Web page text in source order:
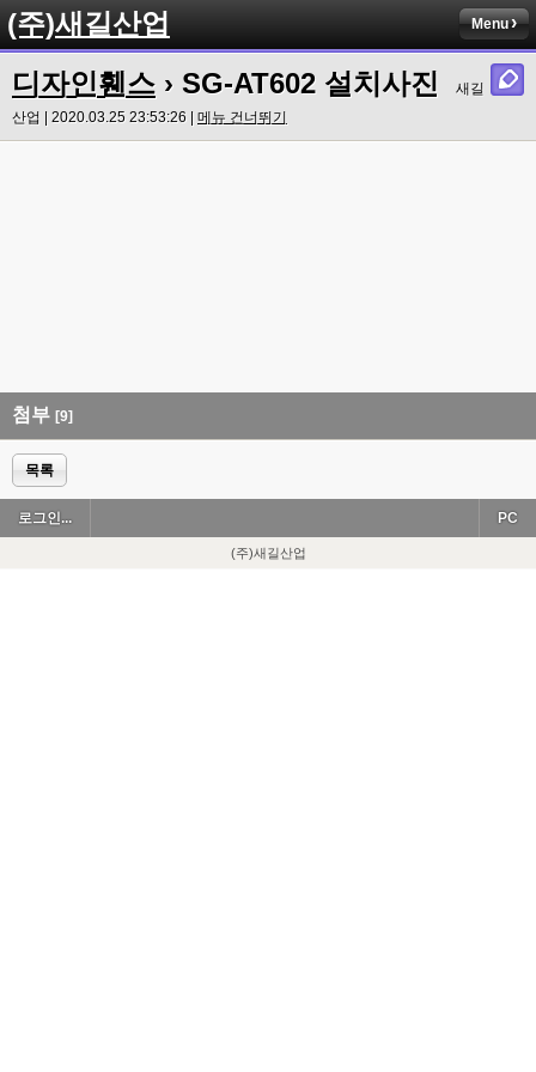
(주)새길산업 Menu
디자인휀스 › SG-AT602 설치사진
새길
산업 | 2020.03.25 23:53:26 | 메뉴 건너뛰기
첨부 [9]
목록
로그인... PC
(주)새길산업